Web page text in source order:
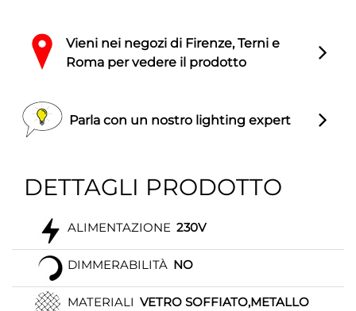
Vieni nei negozi di Firenze, Terni e
Roma per vedere il prodotto
Parla con un nostro lighting expert
DETTAGLI PRODOTTO
ALIMENTAZIONE 230V
DIMMERABILITÀ NO
MATERIALI VETRO SOFFIATO,METALLO